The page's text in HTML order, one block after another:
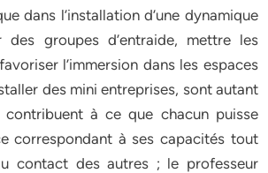
dans l’installation d’une dynamique
groupes d’entraide, mettre les
l’immersion dans les espaces
des mini entreprises, sont autant
à ce que chacun puisse
correspondant à ses capacités tout
contact des autres ; le professeur